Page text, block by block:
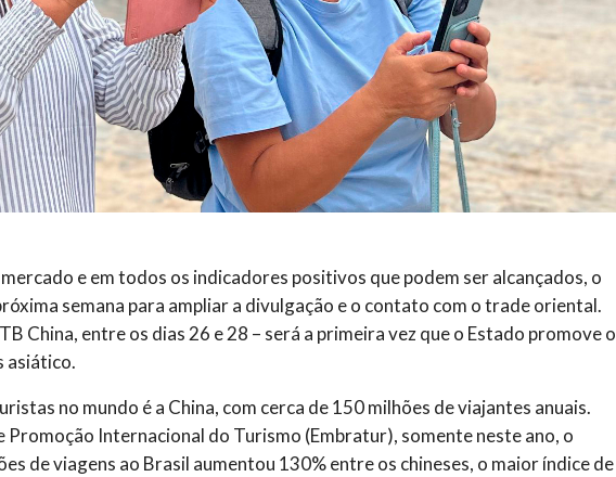
e em todos os indicadores positivos que podem ser alcançados, o
semana para ampliar a divulgação e o contato com o trade oriental.
China, entre os dias 26 e 28 – será a primeira vez que o Estado promove o
asiático.
no mundo é a China, com cerca de 150 milhões de viajantes anuais.
Promoção Internacional do Turismo (Embratur), somente neste ano, o
de viagens ao Brasil aumentou 130% entre os chineses, o maior índice de